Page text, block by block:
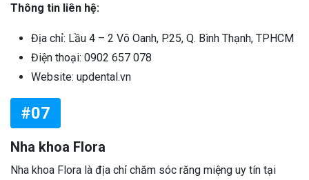
Thông tin liên hệ:
Địa chỉ: Lầu 4 – 2 Võ Oanh, P.25, Q. Bình Thạnh, TPHCM
Điện thoại: 0902 657 078
Website: updental.vn
#07
Nha khoa Flora
Nha khoa Flora là địa chỉ chăm sóc răng miệng uy tín tại